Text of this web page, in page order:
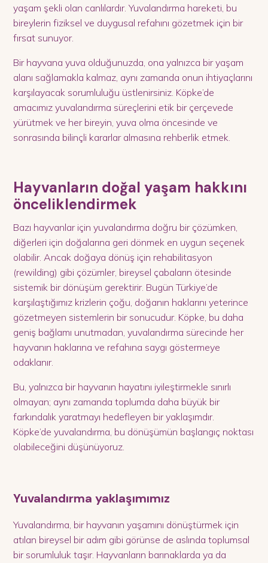
yaşam şekli olan canlılardır. Yuvalandırma hareketi, bu
bireylerin fiziksel ve duygusal refahını gözetmek için bir
fırsat sunuyor.
Bir hayvana yuva olduğunuzda, ona yalnızca bir yaşam
alanı sağlamakla kalmaz, aynı zamanda onun ihtiyaçlarını
karşılayacak sorumluluğu üstlenirsiniz. Köpke’de
amacımız yuvalandırma süreçlerini etik bir çerçevede
yürütmek ve her bireyin, yuva olma öncesinde ve
sonrasında bilinçli kararlar almasına rehberlik etmek.
Hayvanların doğal yaşam hakkını
önceliklendirmek
Bazı hayvanlar için yuvalandırma doğru bir çözümken,
diğerleri için doğalarına geri dönmek en uygun seçenek
olabilir. Ancak doğaya dönüş için rehabilitasyon
(rewilding) gibi çözümler, bireysel çabaların ötesinde
sistemik bir dönüşüm gerektirir. Bugün Türkiye’de
karşılaştığımız krizlerin çoğu, doğanın haklarını yeterince
gözetmeyen sistemlerin bir sonucudur. Köpke, bu daha
geniş bağlamı unutmadan, yuvalandırma sürecinde her
hayvanın haklarına ve refahına saygı göstermeye
odaklanır.
Bu, yalnızca bir hayvanın hayatını iyileştirmekle sınırlı
olmayan; aynı zamanda toplumda daha büyük bir
farkındalık yaratmayı hedefleyen bir yaklaşımdır.
Köpke’de yuvalandırma, bu dönüşümün başlangıç noktası
olabileceğini düşünüyoruz.
Yuvalandırma yaklaşımımız
Yuvalandırma, bir hayvanın yaşamını dönüştürmek için
atılan bireysel bir adım gibi görünse de aslında toplumsal
bir sorumluluk taşır. Hayvanların barınaklarda ya da